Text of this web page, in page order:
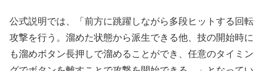
公式説明では、「前方に跳躍しながら多段ヒットする回転
攻撃を行う。溜めた状態から派生できる他、技の開始時に
も溜めボタン長押しで溜めることができ、任意のタイミン